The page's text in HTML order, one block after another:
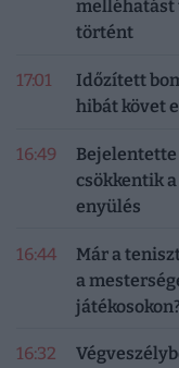
melléhatást
történt
17:01
Időzített
hibát követ
16:49
Bejelentette
csökkentik
enyülés
16:44
Már a
a
16:32